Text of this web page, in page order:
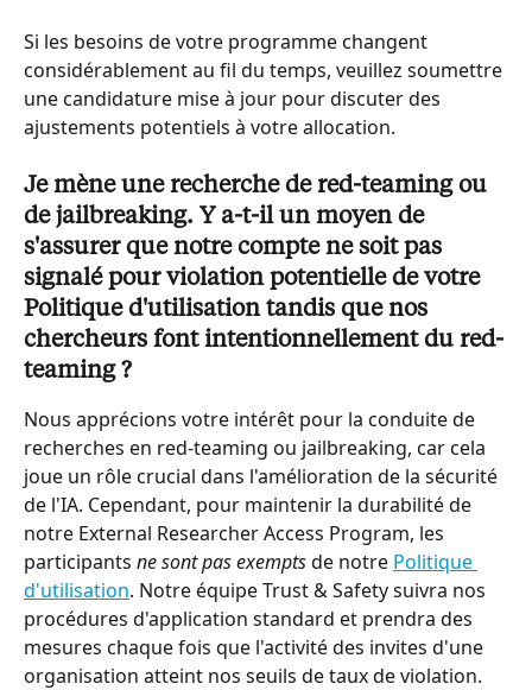
Si les besoins de votre programme changent
considérablement au fil du temps, veuillez soumettre
une candidature mise à jour pour discuter des
ajustements potentiels à votre allocation.
Je mène une recherche de red-teaming ou
de jailbreaking. Y a-t-il un moyen de
s'assurer que notre compte ne soit pas
signalé pour violation potentielle de votre
Politique d'utilisation tandis que nos
chercheurs font intentionnellement du red-
teaming ?
Nous apprécions votre intérêt pour la conduite de
recherches en red-teaming ou jailbreaking, car cela
joue un rôle crucial dans l'amélioration de la sécurité
de l'IA. Cependant, pour maintenir la durabilité de
notre External Researcher Access Program, les
participants ne sont pas exempts de notre Politique
d'utilisation. Notre équipe Trust & Safety suivra nos
procédures d'application standard et prendra des
mesures chaque fois que l'activité des invites d'une
organisation atteint nos seuils de taux de violation.